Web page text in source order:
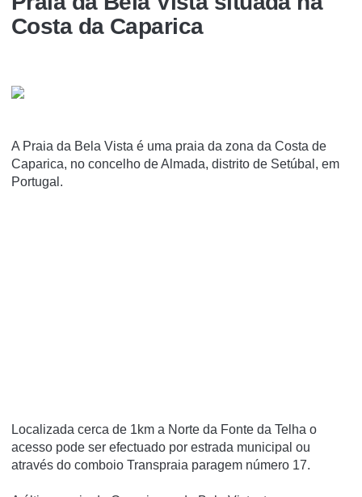
Costa da Caparica
A Praia da Bela Vista é uma praia da zona da Costa de
Caparica, no concelho de Almada, distrito de Setúbal, em
Portugal.
Localizada cerca de 1km a Norte da Fonte da Telha o
acesso pode ser efectuado por estrada municipal ou
através do comboio Transpraia paragem número 17.